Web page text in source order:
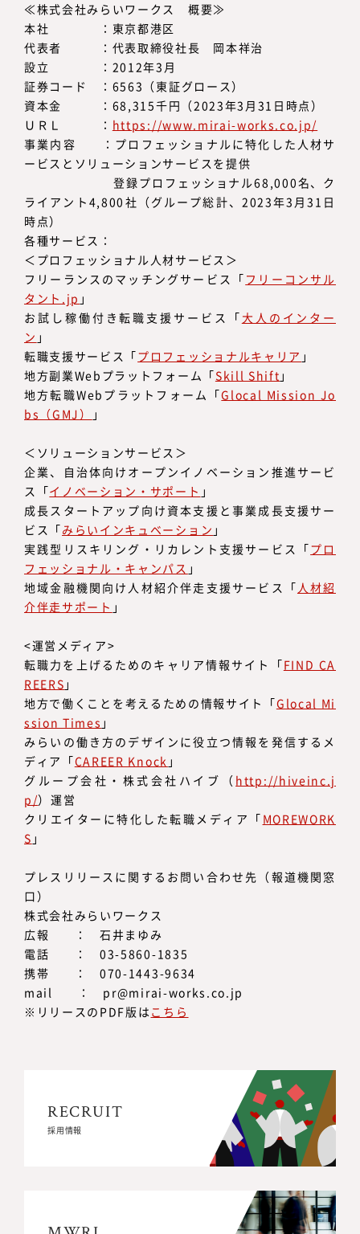
≪株式会社みらいワークス 概要≫
本社 ：東京都港区
代表者 ：代表取締役社長 岡本祥治
設立 ：2012年3月
証券コード ：6563（東証グロース）
資本金 ：68,315千円（2023年3月31日時点）
ＵＲＬ ： https://www.mirai-works.co.jp/
事業内容 ：プロフェッショナルに特化した人材サ
ービスとソリューションサービスを提供
登録プロフェッショナル68,000名、ク
ライアント4,800社（グループ総計、2023年3月31日
時点）
各種サービス：
＜プロフェッショナル人材サービス＞
フリーランスのマッチングサービス「 フリーコンサル
タント.jp 」
お試し稼働付き転職支援サービス「 大人のインター
ン 」
転職支援サービス「プロフェッショナルキャリア 」
地方副業Webプラットフォーム「Skill Shift 」
地方転職Webプラットフォーム「Glocal Mission Jo
bs（GMJ）
」
＜ソリューションサービス＞
企業、自治体向けオープンイノベーション推進サービ
ス「イノベーション・サポート 」
成長スタートアップ向け資本支援と事業成長支援サー
ビス「みらいインキュベーション 」
実践型リスキリング・リカレント支援サービス「プロ
フェッショナル・キャンパス 」
地域金融機関向け人材紹介伴走支援サービス「 人材紹
介伴走サポート 」
<運営メディア>
転職力を上げるためのキャリア情報サイト「FIND CA
REERS 」
地方で働くことを考えるための情報サイト「Glocal Mi
ssion Times 」
みらいの働き方のデザインに役立つ情報を発信するメ
ディア「CAREER Knock 」
グループ会社・株式会社ハイブ（ http://hiveinc.j
p/）運営
クリエイターに特化した転職メディア「 MOREWORK
S 」
プレスリリースに関するお問い合わせ先（報道機関窓
口）
株式会社みらいワークス
広報 ： 石井まゆみ
電話 ： 03-5860-1835
携帯 ： 070-1443-9634
mail ： pr@mirai-works.co.jp
※リリースのPDF版はこちら
RECRUIT
採用情報
RECRUIT
採用情報